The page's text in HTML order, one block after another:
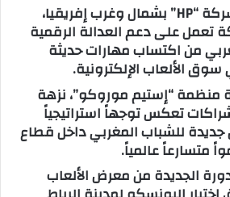
وأكد المدير العام لشركة “HP” بشمال وغرب إفريقيا،
تعمل على دعم العدالة الرقمية
من اكتساب مهارات حديثة
الألعاب الإلكترونية.
منظمة “إستيم موروكو”، نزهة
تعكس توجهاً استراتيجياً
للشباب المغربي داخل قطاع
متسارعاً عالمياً.
الجديدة من معرض الألعاب